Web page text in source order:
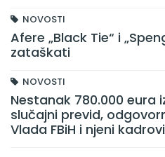
NOVOSTI
Afere „Black Tie“ i
zataškati
NOVOSTI
Nestanak 780.000 eura
slučajni previd,
Vlada FBiH i njeni kadrovi